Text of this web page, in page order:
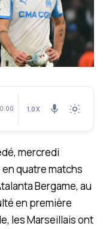
0:00 1.0X
mercredi
quatre matchs
Bergame, au
en première
les Marseillais ont